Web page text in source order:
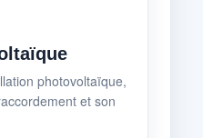
photovoltaïque,
et son